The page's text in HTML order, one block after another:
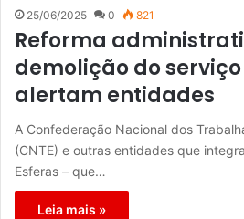
25/06/2025 0 821
Reforma
demolição do
alertam entidades
A Confederação Nacional dos
(CNTE) e outras entidades que
Esferas – que…
Leia mais »